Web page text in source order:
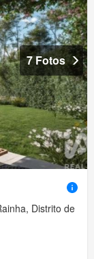
7 Fotos
Distrito de